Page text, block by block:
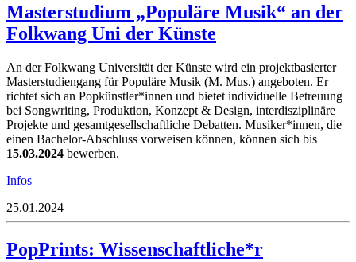
Masterstudium „Populäre Musik“ an der
Folkwang Uni der Künste
An der Folkwang Universität der Künste wird ein projektbasierter
Masterstudiengang für Populäre Musik (M. Mus.) angeboten. Er
richtet sich an Popkünstler*innen und bietet individuelle Betreuung
bei Songwriting, Produktion, Konzept & Design, interdisziplinäre
Projekte und gesamtgesellschaftliche Debatten. Musiker*innen, die
einen Bachelor-Abschluss vorweisen können, können sich bis
15.03.2024 bewerben.
Infos
25.01.2024
PopPrints: Wissenschaftliche*r